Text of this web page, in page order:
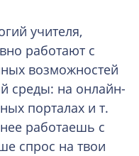
учителя,
работают с
возможностей
среды: на онлайн-
порталах и т.
работаешь с
спрос на твои